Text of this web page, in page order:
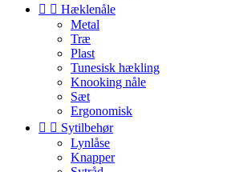
  Hæklenåle
Metal
Træ
Plast
Tunesisk hækling
Knooking nåle
Sæt
Ergonomisk
  Sytilbehør
Lynlåse
Knapper